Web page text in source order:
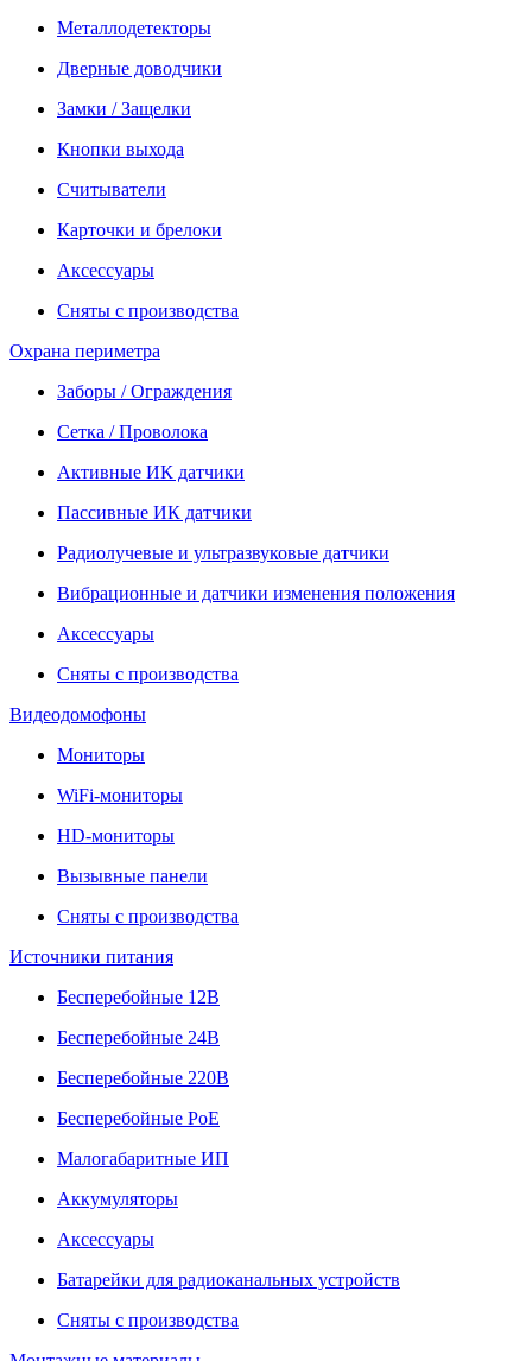
Металлодетекторы
Дверные доводчики
Замки / Защелки
Кнопки выхода
Считыватели
Карточки и брелоки
Аксессуары
Сняты с производства
Охрана периметра
Заборы / Ограждения
Сетка / Проволока
Активные ИК датчики
Пассивные ИК датчики
Радиолучевые и ультразвуковые датчики
Вибрационные и датчики изменения положения
Аксессуары
Сняты с производства
Видеодомофоны
Мониторы
WiFi-мониторы
HD-мониторы
Вызывные панели
Сняты с производства
Источники питания
Бесперебойные 12В
Бесперебойные 24В
Бесперебойные 220В
Бесперебойные PoE
Малогабаритные ИП
Аккумуляторы
Аксессуары
Батарейки для радиоканальных устройств
Сняты с производства